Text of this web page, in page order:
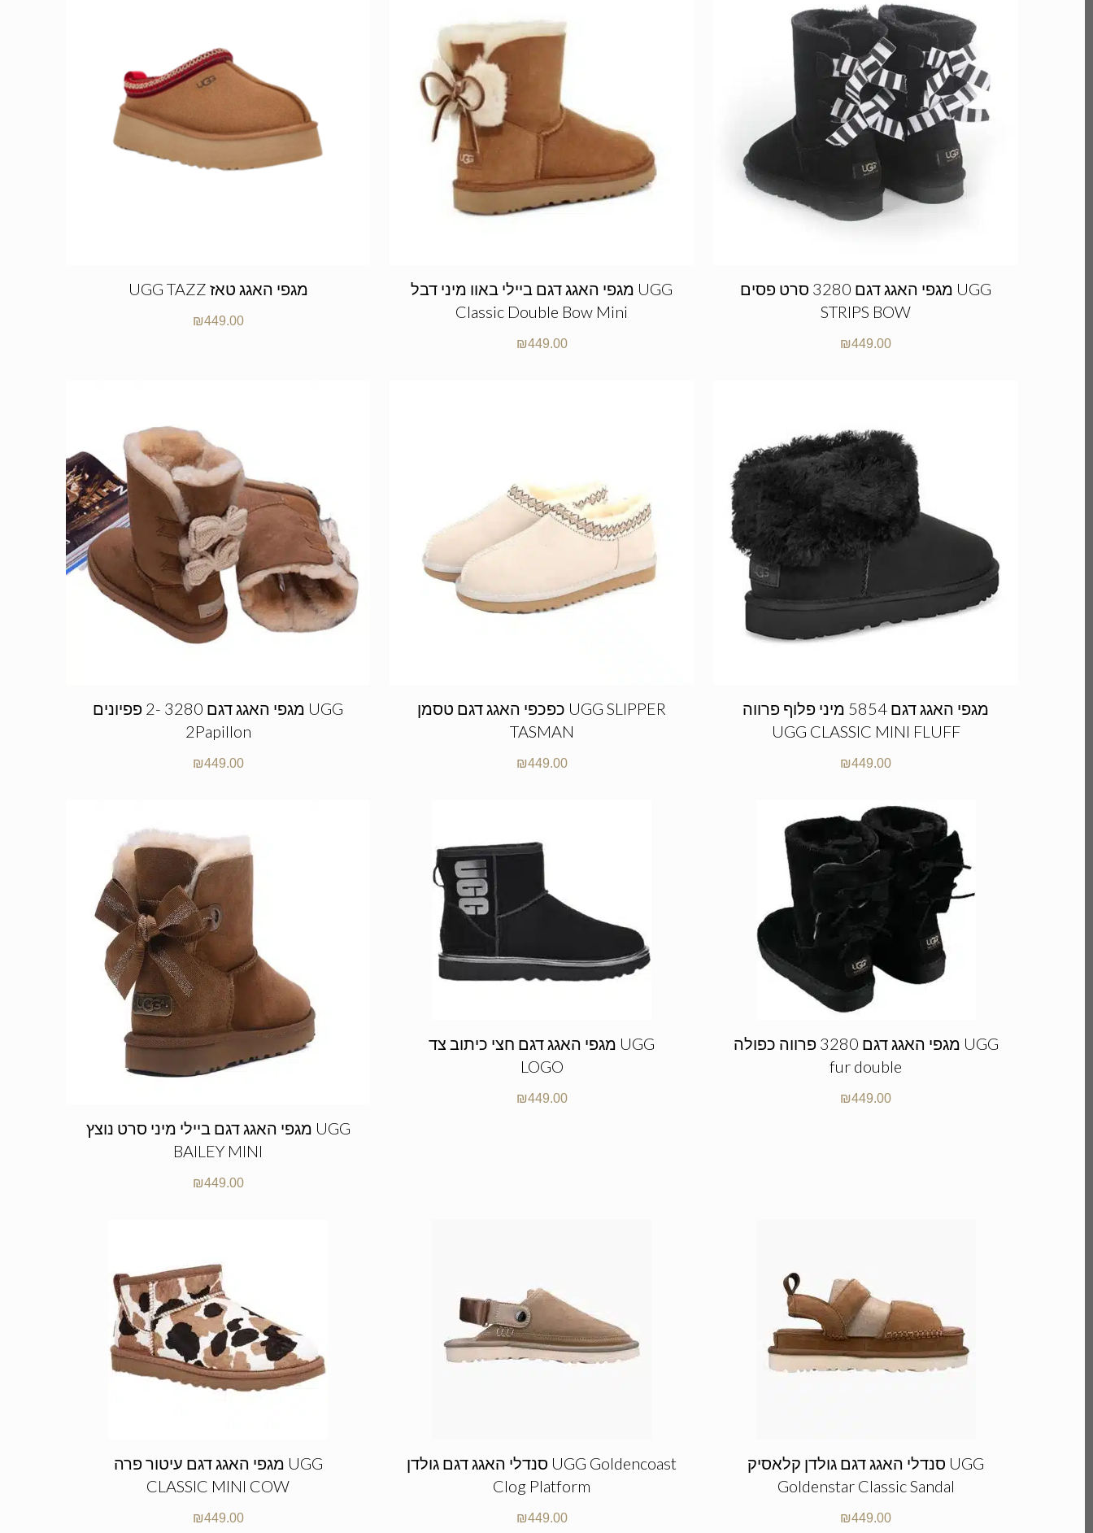
UGG TAZZ מגפי האגג טאז
₪449.00
מגפי האגג דגם ביילי באוו מיני דבל UGG
Classic Double Bow Mini
₪449.00
מגפי האגג דגם 3280 סרט פסים UGG
STRIPS BOW
₪449.00
מגפי האגג דגם 3280 -2 פפיונים UGG
2Papillon
₪449.00
כפכפי האגג דגם טסמן UGG SLIPPER
TASMAN
₪449.00
מגפי האגג דגם 5854 מיני פלוף פרווה
UGG CLASSIC MINI FLUFF
₪449.00
מגפי האגג דגם ביילי מיני סרט נוצץ UGG
BAILEY MINI
₪449.00
מגפי האגג דגם חצי כיתוב צד UGG
LOGO
₪449.00
מגפי האגג דגם 3280 פרווה כפולה UGG
fur double
₪449.00
מגפי האגג דגם עיטור פרה UGG
CLASSIC MINI COW
₪449.00
סנדלי האגג דגם גולדן UGG Goldencoast
Clog Platform
₪449.00
סנדלי האגג דגם גולדן קלאסיק UGG
Goldenstar Classic Sandal
₪449.00